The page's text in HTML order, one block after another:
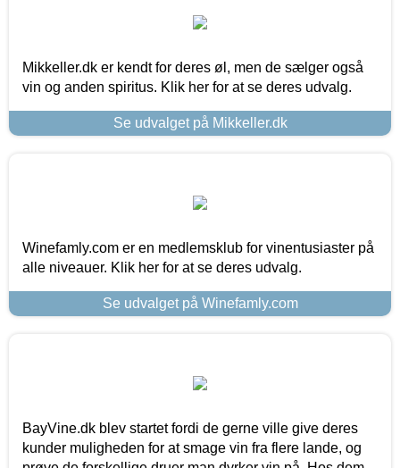
Mikkeller.dk er kendt for deres øl, men de sælger også
vin og anden spiritus. Klik her for at se deres udvalg.
Se udvalget på Mikkeller.dk
Winefamly.com er en medlemsklub for vinentusiaster på
alle niveauer. Klik her for at se deres udvalg.
Se udvalget på Winefamly.com
BayVine.dk blev startet fordi de gerne ville give deres
kunder muligheden for at smage vin fra flere lande, og